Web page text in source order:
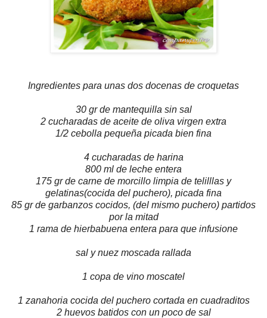
Ingredientes para unas dos docenas de croquetas
30 gr de mantequilla sin sal
2 cucharadas de aceite de oliva virgen extra
1/2 cebolla pequeña picada bien fina
4 cucharadas de harina
800 ml de leche entera
175 gr de carne de morcillo limpia de telilllas y
gelatinas(cocida del puchero), picada fina
85 gr de garbanzos cocidos, (del mismo puchero) partidos
por la mitad
1 rama de hierbabuena entera para que infusione
sal y nuez moscada rallada
1 copa de vino moscatel
1 zanahoria cocida del puchero cortada en cuadraditos
2 huevos batidos con un poco de sal